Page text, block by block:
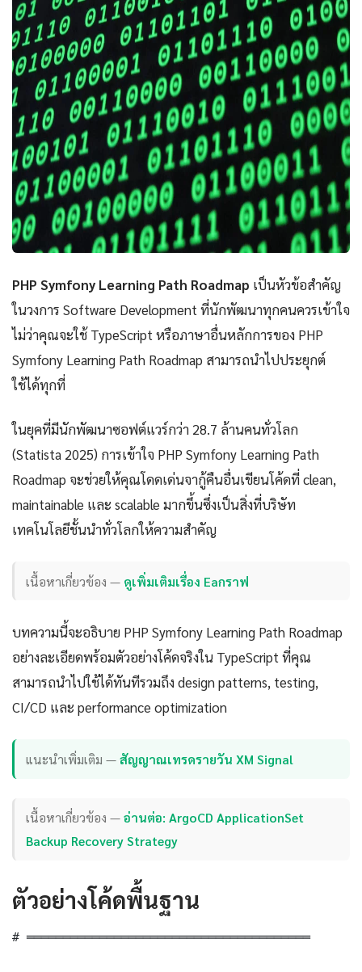
PHP Symfony Learning Path Roadmap เป็นหัวข้อสำคัญ
ในวงการ Software Development ที่นักพัฒนาทุกคนควรเข้าใจ
ไม่ว่าคุณจะใช้ TypeScript หรือภาษาอื่นหลักการของ PHP
Symfony Learning Path Roadmap สามารถนำไปประยุกต์
ใช้ได้ทุกที่
ในยุคที่มีนักพัฒนาซอฟต์แวร์กว่า 28.7 ล้านคนทั่วโลก
(Statista 2025) การเข้าใจ PHP Symfony Learning Path
Roadmap จะช่วยให้คุณโดดเด่นจากู้คืนอื่นเขียนโค้ดที่ clean,
maintainable และ scalable มากขึ้นซึ่งเป็นสิ่งที่บริษัท
เทคโนโลยีชั้นนำทั่วโลกให้ความสำคัญ
เนื้อหาเกี่ยวข้อง — ดูเพิ่มเติมเรื่อง Eaกราฟ
บทความนี้จะอธิบาย PHP Symfony Learning Path Roadmap
อย่างละเอียดพร้อมตัวอย่างโค้ดจริงใน TypeScript ที่คุณ
สามารถนำไปใช้ได้ทันทีรวมถึง design patterns, testing,
CI/CD และ performance optimization
แนะนำเพิ่มเติม —สัญญาณเทรดรายวัน XM Signal
เนื้อหาเกี่ยวข้อง —อ่านต่อ: ArgoCD ApplicationSet
Backup Recovery Strategy
ตัวอย่างโค้ดพื้นฐาน
# ═══════════════════════════════════════